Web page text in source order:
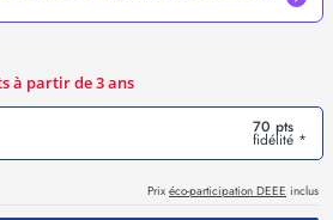
à partir de 3 ans
70 pts
fidélité *
Prix éco-participation DEEE inclus